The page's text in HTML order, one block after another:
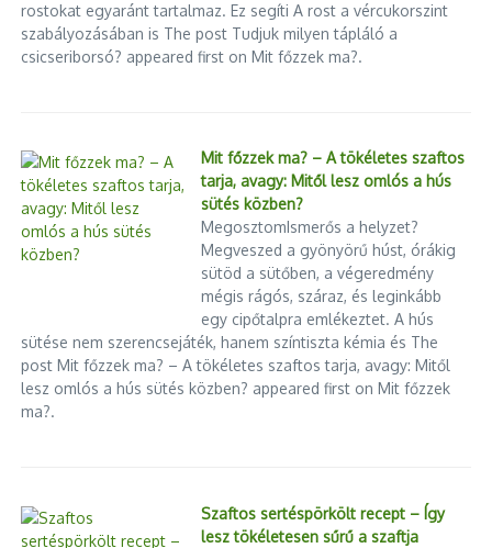
rostokat egyaránt tartalmaz. Ez segíti A rost a vércukorszint
szabályozásában is The post Tudjuk milyen tápláló a
csicseriborsó? appeared first on Mit főzzek ma?.
Mit főzzek ma? – A tökéletes szaftos
tarja, avagy: Mitől lesz omlós a hús
sütés közben?
MegosztomIsmerős a helyzet?
Megveszed a gyönyörű húst, órákig
sütöd a sütőben, a végeredmény
mégis rágós, száraz, és leginkább
egy cipőtalpra emlékeztet. A hús
sütése nem szerencsejáték, hanem színtiszta kémia és The
post Mit főzzek ma? – A tökéletes szaftos tarja, avagy: Mitől
lesz omlós a hús sütés közben? appeared first on Mit főzzek
ma?.
Szaftos sertéspörkölt recept – Így
lesz tökéletesen sűrű a szaftja